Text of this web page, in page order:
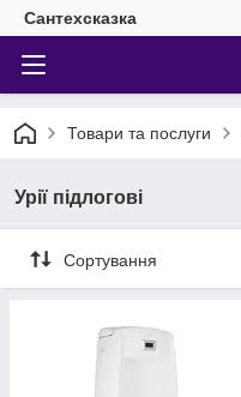
Сантехсказка
Товари та послуги
Урії підлогові
Сортування